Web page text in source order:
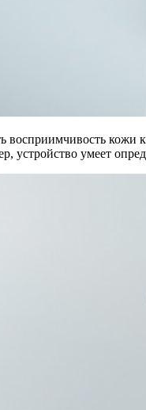
восприимчивость кожи
устройство умеет